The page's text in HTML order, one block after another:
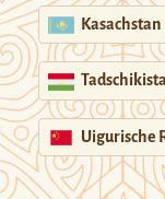
Kasachstan
Uigurische